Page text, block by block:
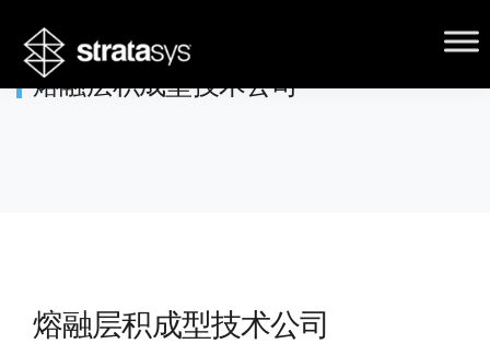
熔融层积成型技术公司
熔融层积成型技术公司